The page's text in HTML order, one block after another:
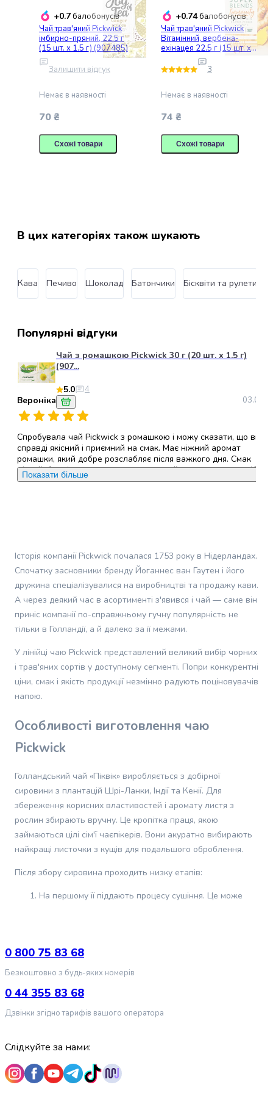
для
догляду
за
ротовою
порожниною
котів
для
очима
котів
котів
догляду
за
лапами
для
купання
Засоби
для
корекції
котів
котів
Одяг
Переноски
для
котів
Амуніція
для
кішок
Повідці
Шлеї
для
котів
Нашийники
для
котів
Медальйони-
для
Інструменти
грумінгу
котів
котів
Фурмінатори
для
+0.7балобонусів
Чай трав'яний Pickwick
імбирно-пряний, 22.5 г
(15 шт. х 1.5 г) (907485)
Залишити відгук
Немає в наявності
70 ₴
Схожі товари
+0.74балобонусів
Чай трав'яний Pickwick
Вітамінний, вербена-
ехінацея 22.5 г (15 шт. х
1.5 г) (907490)
3
Немає в наявності
74 ₴
Схожі товари
В цих категоріях також шукають
Кава Печиво Шоколад Батончики Бісквіти та рулети
Популярні відгуки
Чай з ромашкою Pickwick 30 г (20 шт. х 1.5 г)
(907...
5.0
4
Вероніка
Спробувала чай Pickwick з ромашкою і можу сказати, що він
справді якісний і приємний на смак. Має ніжний аромат
ромашки, який добре розслабляє після важкого дня. Смак
м’який, без гіркоти, не надто насичений, саме те, що потрібно
для вечірнього чаювання або спокійної перерви вдень.
затишок у чашці чаю.
Показати більше
Історія компанії Pickwick почалася 1753 року в Нідерландах.
Спочатку засновники бренду Йоганнес ван Гаутен і його
дружина спеціалізувалися на виробництві та продажу кави.
А через деякий час в асортименті з'явився і чай — саме він
приніс компанії по-справжньому гучну популярність не
тільки в Голландії, а й далеко за її межами.
У лінійці чаю Pickwick представлений великий вибір чорних
і трав'яних сортів у доступному сегменті. Попри конкурентні
ціни, смак і якість продукції незмінно радують поціновувачів
напою.
Особливості виготовлення чаю
Pickwick
Голландський чай «Піквік» виробляється з добірної
сировини з плантацій Шрі-Ланки, Індії та Кенії. Для
збереження корисних властивостей і аромату листя з
рослин збирають вручну. Це кропітка праця, якою
займаються цілі сім'ї чаєпікерів. Вони акуратно вибирають
найкращі листочки з кущів для подальшого оброблення.
Після збору сировина проходить низку етапів:
На першому її піддають процесу сушіння. Це може
подальшого оброблення.
Потім листя піддають ферментації — окисленню під
до появи темно-коричневого кольору і служить для
розвитку смаку та аромату майбутнього напою.
руйнуються, і корисні речовини вивільняються
мінерали в готовому чаї.
0 800 75 83 68
Безкоштовно з будь-яких номерів
0 44 355 83 68
Дзвінки згідно тарифів вашого оператора
Слідкуйте за нами: